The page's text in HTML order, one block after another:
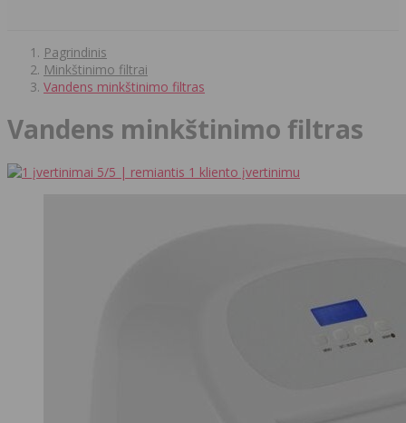
Pagrindinis
Minkštinimo filtrai
Vandens minkštinimo filtras
Vandens minkštinimo filtras
5/5 | remiantis 1 kliento įvertinimu